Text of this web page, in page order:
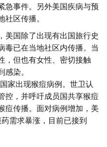
急事件。另外美国疾病与预
区传播。
美国除了出现有出国旅行史
毒已在当地社区内传播。当
，但也有女性、密切接触
染。
家出现猴痘病例。世卫认
控，并呼吁成员国共享猴痘
痘传播。面对病例增加，美
需求暴涨，目前已接到